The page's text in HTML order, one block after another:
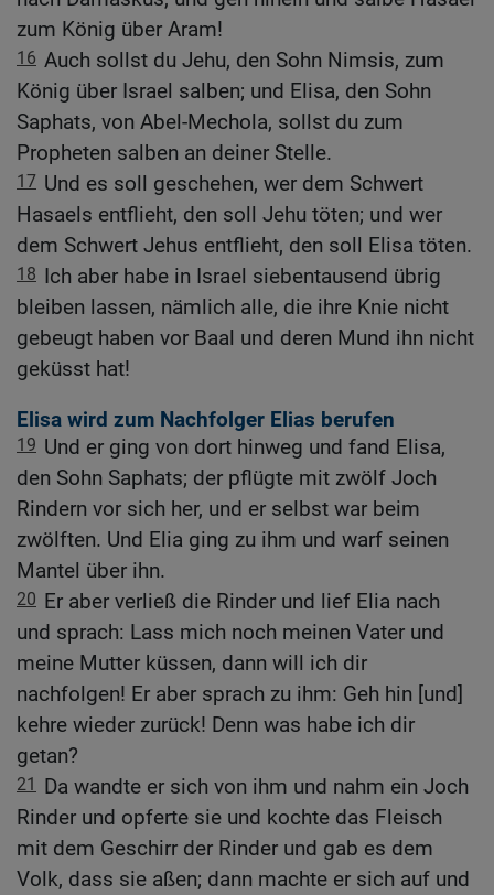
zum König über Aram!
16 Auch sollst du Jehu, den Sohn Nimsis, zum
König über Israel salben; und Elisa, den Sohn
Saphats, von Abel-Mechola, sollst du zum
Propheten salben an deiner Stelle.
17 Und es soll geschehen, wer dem Schwert
Hasaels entflieht, den soll Jehu töten; und wer
dem Schwert Jehus entflieht, den soll Elisa töten.
18 Ich aber habe in Israel siebentausend übrig
bleiben lassen, nämlich alle, die ihre Knie nicht
gebeugt haben vor Baal und deren Mund ihn nicht
geküsst hat!
Elisa wird zum Nachfolger Elias berufen
19 Und er ging von dort hinweg und fand Elisa,
den Sohn Saphats; der pflügte mit zwölf Joch
Rindern vor sich her, und er selbst war beim
zwölften. Und Elia ging zu ihm und warf seinen
Mantel über ihn.
20 Er aber verließ die Rinder und lief Elia nach
und sprach: Lass mich noch meinen Vater und
meine Mutter küssen, dann will ich dir
nachfolgen! Er aber sprach zu ihm: Geh hin [und]
kehre wieder zurück! Denn was habe ich dir
getan?
21 Da wandte er sich von ihm und nahm ein Joch
Rinder und opferte sie und kochte das Fleisch
mit dem Geschirr der Rinder und gab es dem
Volk, dass sie aßen; dann machte er sich auf und